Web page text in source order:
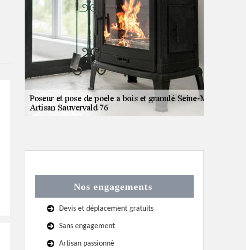
Nos engagements
Devis et déplacement gratuits
Sans engagement
Artisan passionné